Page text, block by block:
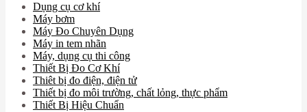
Dụng cụ cơ khí
Máy bơm
Máy Đo Chuyên Dụng
Máy in tem nhãn
Máy, dụng cụ thi công
Thiết Bị Đo Cơ Khí
Thiêt bị đo điện, điện tử
Thiết bị đo môi trường, chất lỏng, thực phẩm
Thiết Bị Hiệu Chuẩn